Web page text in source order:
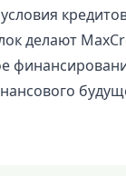
делают